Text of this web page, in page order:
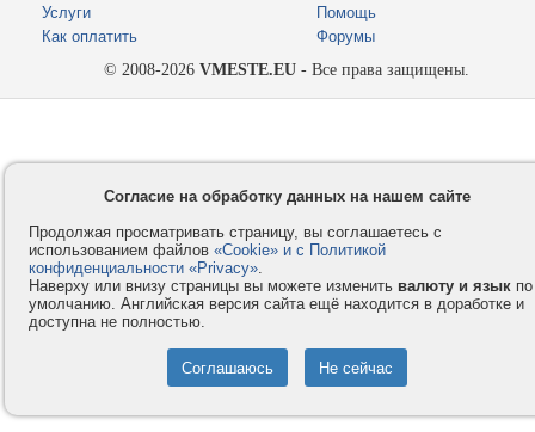
Услуги
Как оплатить
Помощь
Форумы
© 2008-2026 VMESTE.EU - Все права защищены.
Согласие на обработку данных на нашем сайте
Продолжая просматривать страницу, вы соглашаетесь с
использованием файлов «Cookie» и с Политикой
конфиденциальности «Privacy».
Наверху или внизу страницы вы можете изменить валюту и язык по
умолчанию. Английская версия сайта ещё находится в доработке и
доступна не полностью.